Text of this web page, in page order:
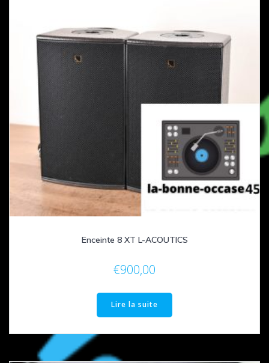
Enceinte 8 XT L-ACOUTICS
€900,00
Lire la suite